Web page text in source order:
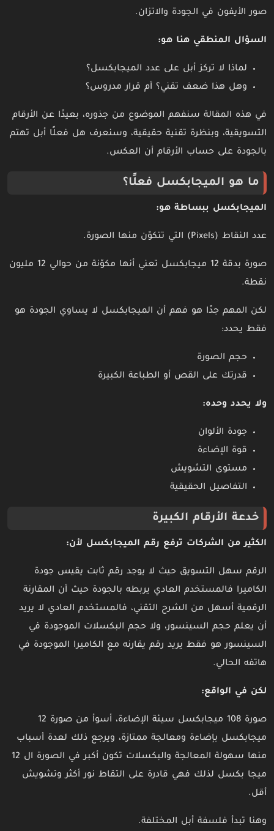
صور الأيفون في الجودة والاتزان.
السؤال المنطقي هنا هو:
لماذا لا تركز أبل على عدد الميجابكسل؟
وهل هذا ضعف تقني؟ أم قرار مدروس؟
في هذه المقالة سنفهم الموضوع من جذوره، بعيدًا عن الأرقام
التسويقية، وبنظرة تقنية حقيقية، وسنعرف هل فعلًا أبل تهتم
بالجودة على حساب الأرقام أن العكس.
ما هو الميجابكسل فعلًا؟
الميجابكسل ببساطة هو:
عدد النقاط (Pixels) التي تتكوّن منها الصورة.
صورة بدقة 12 ميجابكسل تعني أنها مكوّنة من حوالي 12 مليون
نقطة.
لكن المهم جدًا هو فهم أن الميجابكسل لا يساوي الجودة هو
فقط يحدد:
حجم الصورة
قدرتك على القص أو الطباعة الكبيرة
ولا يحدد وحده:
جودة الألوان
قوة الإضاءة
مستوى التشويش
التفاصيل الحقيقية
خدعة الأرقام الكبيرة
الكثير من الشركات ترفع رقم الميجابكسل لأن:
الرقم سهل التسويق حيث لا يوجد رقم ثابت يقيس جودة
الكاميرا فالمستخدم العادي يربطه بالجودة حيث أن المقارنة
الرقمية أسهل من الشرح التقني، فالمستخدم العادي لا يريد
أن يعلم حجم السينسور، ولا حجم البكسلات الموجودة في
السينسور هو فقط يريد رقم يقارنه مع الكاميرا الموجودة في
هاتفه الحالي.
لكن في الواقع:
صورة 108 ميجابكسل سيئة الإضاءة، أسوأ من صورة 12
ميجابكسل بإضاءة ومعالجة ممتازة، ويرجع ذلك لعدة أسباب
منها سهولة المعالجة والبكسلات تكون أكبر في الصورة ال 12
ميجا بكسل لذلك فهي قادرة على التقاط نور أكثر وتشويش
أقل.
وهنا تبدأ فلسفة أبل المختلفة.